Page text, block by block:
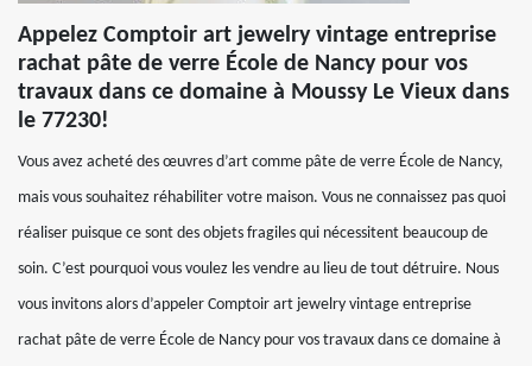
Appelez Comptoir art jewelry vintage entreprise
rachat pâte de verre École de Nancy pour vos
travaux dans ce domaine à Moussy Le Vieux dans
le 77230!
Vous avez acheté des œuvres d’art comme pâte de verre École de Nancy,
mais vous souhaitez réhabiliter votre maison. Vous ne connaissez pas quoi
réaliser puisque ce sont des objets fragiles qui nécessitent beaucoup de
soin. C’est pourquoi vous voulez les vendre au lieu de tout détruire. Nous
vous invitons alors d’appeler Comptoir art jewelry vintage entreprise
rachat pâte de verre École de Nancy pour vos travaux dans ce domaine à